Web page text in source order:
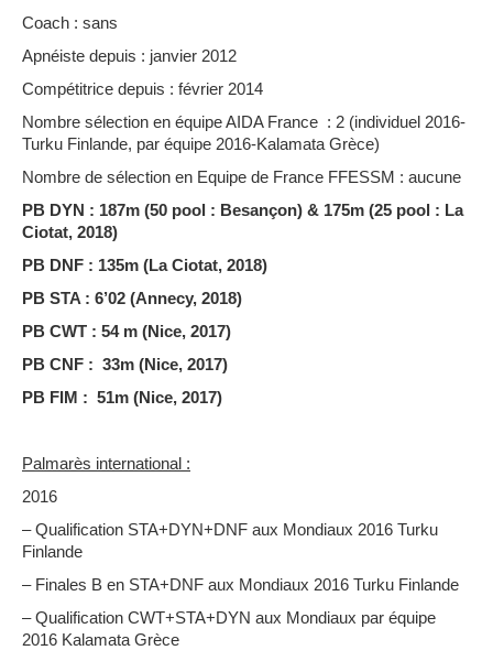
Coach : sans
Apnéiste depuis : janvier 2012
Compétitrice depuis : février 2014
Nombre sélection en équipe AIDA France : 2 (individuel 2016-
Turku Finlande, par équipe 2016-Kalamata Grèce)
Nombre de sélection en Equipe de France FFESSM : aucune
PB DYN : 187m (50 pool : Besançon) & 175m (25 pool : La
Ciotat, 2018)
PB DNF : 135m (La Ciotat, 2018)
PB STA : 6’02 (Annecy, 2018)
PB CWT : 54 m (Nice, 2017)
PB CNF : 33m (Nice, 2017)
PB FIM : 51m (Nice, 2017)
Palmarès international :
2016
– Qualification STA+DYN+DNF aux Mondiaux 2016 Turku
Finlande
– Finales B en STA+DNF aux Mondiaux 2016 Turku Finlande
– Qualification CWT+STA+DYN aux Mondiaux par équipe
2016 Kalamata Grèce